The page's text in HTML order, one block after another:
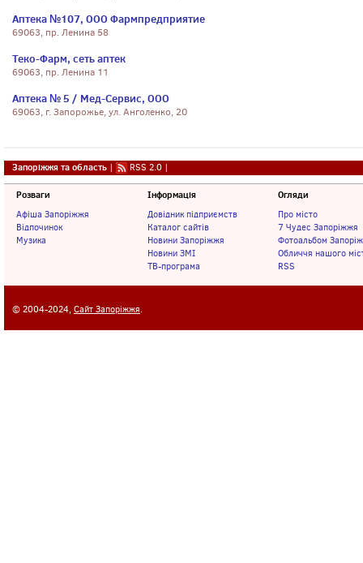
Аптека №107, ООО Фармпредприятие
69063, пр. Ленина 58
Теко-Фарм, сеть аптек
69063, пр. Ленина 11
Аптека № 5 / Мед-Сервис, ООО
69063, г. Запорожье, ул. Анголенко, 20
Запоріжжя та область | RSS 2.0 |
Розваги
Афіша Запоріжжя
Відпочинок
Музика
Інформація
Довідник підприємств
Каталог сайтів
Новини Запоріжжя
Новини ЗМІ
ТВ-програма
Огляди
Про місто
7 Чудес Запоріжжя
Фотоальбом
Обличчя нашого
RSS
© 2004-2024, Сайт Запоріжжя.